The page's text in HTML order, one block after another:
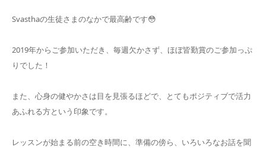
Svasthaの生徒さまのなかで最高齢です😳
2019年からご参加いただき、毎週欠かさず、ほぼ皆勤賞のご参加っぷ
りでした！
また、心身の健やかさは目を見張るほどで、とてもポジティブで活力
あふれる方という印象です。
レッスンが始まる前の空き時間に、準備の傍ら、いろいろなお話を聞